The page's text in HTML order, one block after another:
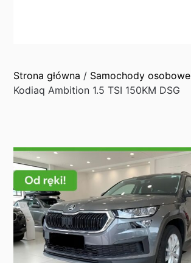
Strona główna / Samochody osobowe
Kodiaq Ambition 1.5 TSI 150KM DSG